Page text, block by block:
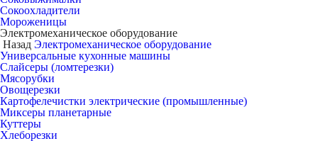
Сокоохладители
Мороженицы
Электромеханическое оборудование
Назад Электромеханическое оборудование
Универсальные кухонные машины
Слайсеры (ломтерезки)
Мясорубки
Овощерезки
Картофелечистки электрические (промышленные)
Миксеры планетарные
Куттеры
Хлеборезки